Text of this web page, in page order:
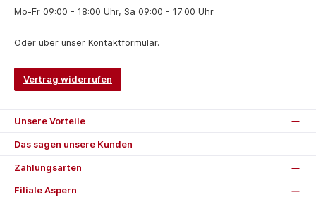
Mo-Fr 09:00 - 18:00 Uhr, Sa 09:00 - 17:00 Uhr
Oder über unser Kontaktformular.
Vertrag widerrufen
Unsere Vorteile
Das sagen unsere Kunden
Zahlungsarten
Filiale Aspern